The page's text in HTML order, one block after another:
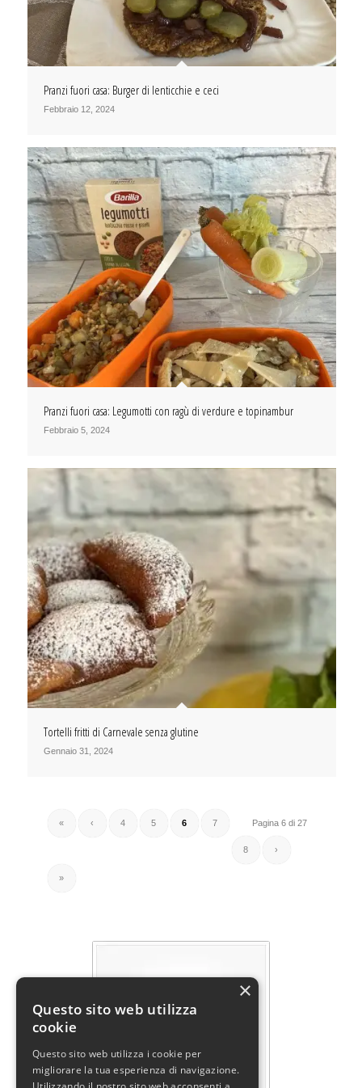
Pranzi fuori casa: Burger di lenticchie e ceci
Febbraio 12, 2024
Pranzi fuori casa: Legumotti con ragù di verdure e topinambur
Febbraio 5, 2024
Tortelli fritti di Carnevale senza glutine
Gennaio 31, 2024
Pagina 6 di 27
« ‹ 4 5 6 7
8 ›
»
×
Questo sito web utilizza
cookie
Questo sito web utilizza i cookie per
migliorare la tua esperienza di navigazione.